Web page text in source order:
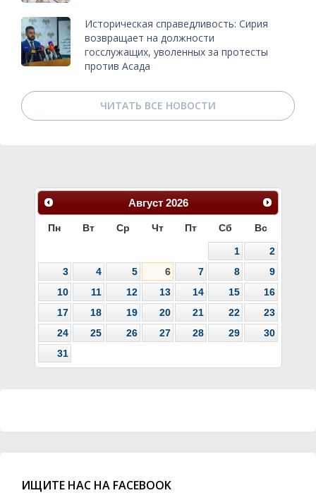
Историческая справедливость: Сирия
возвращает на должности
госслужащих, уволенных за протесты
против Асада
ЧИТАТЬ ВСЕ НОВОСТИ
Август 2026
Пн Вт Ср Чт Пт Сб Вс
1
2
3
4 5 6 7 8
9
10
11 12 13 14 15
16
17
18 19 20 21 22
23
24
25 26 27 28 29
30
31
ИЩИТЕ НАС НА FACEBOOK